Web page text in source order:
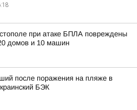
при атаке БПЛА повреждены
домов и 10 машин
после поражения на пляже в
БЭК